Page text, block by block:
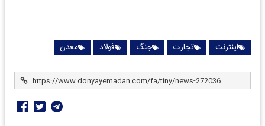
اینترنت تجارت جنگ فولاد معدن